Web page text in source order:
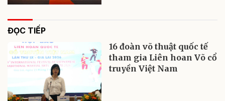
ĐỌC TIẾP
16 đoàn võ thuật quốc tế
tham gia Liên hoan Võ cổ
truyền Việt Nam